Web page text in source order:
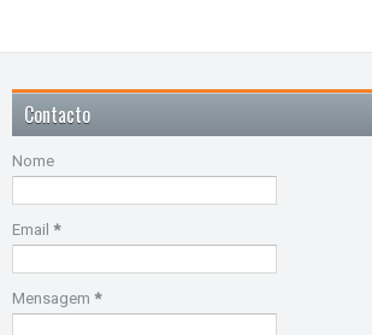
Contacto
Nome
Email *
Mensagem *